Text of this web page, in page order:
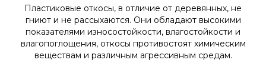
Пластиковые откосы, в отличие от деревянных, не
гниют и не рассыхаются. Они обладают высокими
показателями износостойкости, влагостойкости и
влагопоглощения, откосы противостоят химическим
веществам и различным агрессивным средам.